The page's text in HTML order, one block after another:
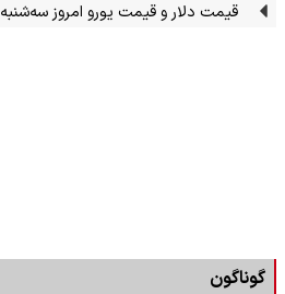
قیمت دلار و قیمت یورو امروز سه‌شنبه ۱۳ مرداد ۱۴۰۵ + جدول
گوناگون